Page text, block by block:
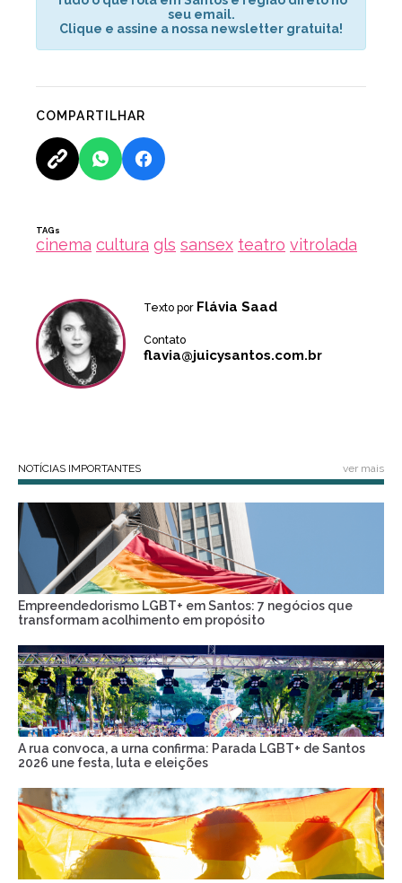
seu email.
Clique e assine a nossa newsletter gratuita!
COMPARTILHAR
TAGs
cinema cultura gls sansex teatro vitrolada
Texto por Flávia Saad
Contato
flavia@juicysantos.com.br
NOTÍCIAS IMPORTANTES ver mais
Empreendedorismo LGBT+ em Santos: 7 negócios que
transformam acolhimento em propósito
A rua convoca, a urna confirma: Parada LGBT+ de Santos
2026 une festa, luta e eleições